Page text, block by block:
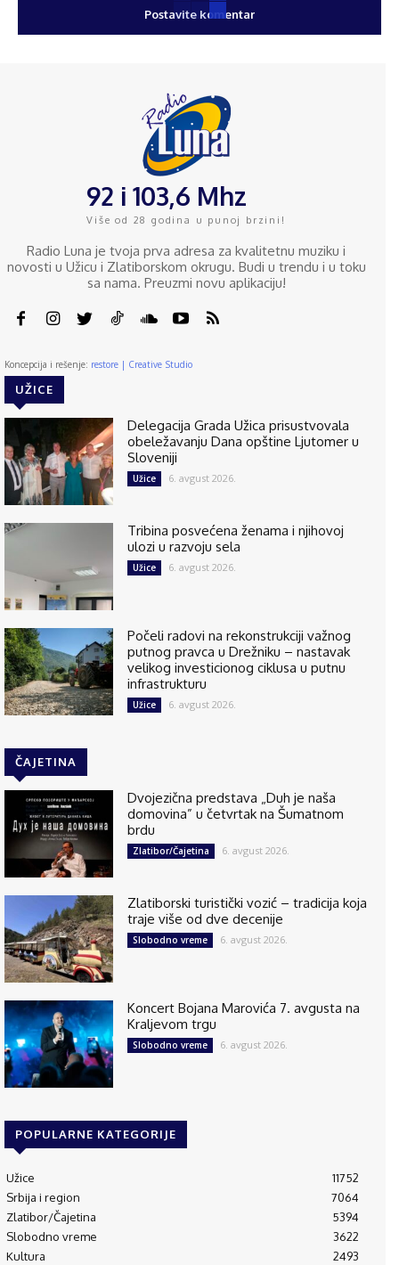
92 i 103,6 Mhz
Više od 28 godina u punoj brzini!
Radio Luna je tvoja prva adresa za kvalitetnu muziku i
novosti u Užicu i Zlatiborskom okrugu. Budi u trendu i u toku
sa nama. Preuzmi novu aplikaciju!
Koncepcija i rešenje: restore | Creative Studio
UŽICE
Delegacija Grada Užica prisustvovala
obeležavanju Dana opštine Ljutomer u
Sloveniji
Užice 6. avgust 2026.
Tribina posvećena ženama i njihovoj
ulozi u razvoju sela
Užice 6. avgust 2026.
Počeli radovi na rekonstrukciji važnog
putnog pravca u Drežniku – nastavak
velikog investicionog ciklusa u putnu
infrastrukturu
Užice 6. avgust 2026.
ČAJETINA
Dvojezična predstava „Duh je naša
domovina” u četvrtak na Šumatnom
brdu
Zlatibor/Čajetina 6. avgust 2026.
Zlatiborski turistički vozić – tradicija koja
traje više od dve decenije
Slobodno vreme 6. avgust 2026.
Koncert Bojana Marovića 7. avgusta na
Kraljevom trgu
Slobodno vreme 6. avgust 2026.
POPULARNE KATEGORIJE
Užice
11752
Srbija i region
7064
Zlatibor/Čajetina
5394
Slobodno vreme
3622
Kultura
2493